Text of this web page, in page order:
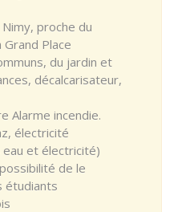
proche du
Place
du jardin et
décalcarisateur,
Alarme incendie.
électricité
et électricité)
de le
étudiants